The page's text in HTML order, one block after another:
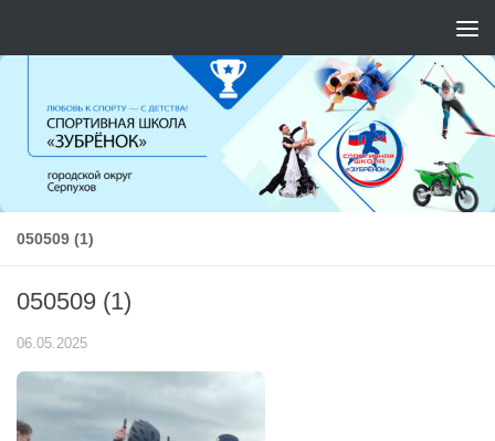
050509 (1)
050509 (1)
06.05.2025